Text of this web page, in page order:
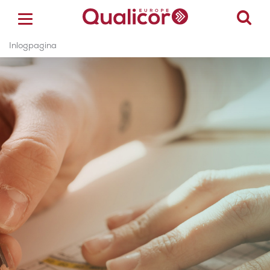
ACCREDITATIE
CERTIFICERING
ACADEMY
ZORGSECTOREN
OVER ONS
CONTACT
Inlogpagina